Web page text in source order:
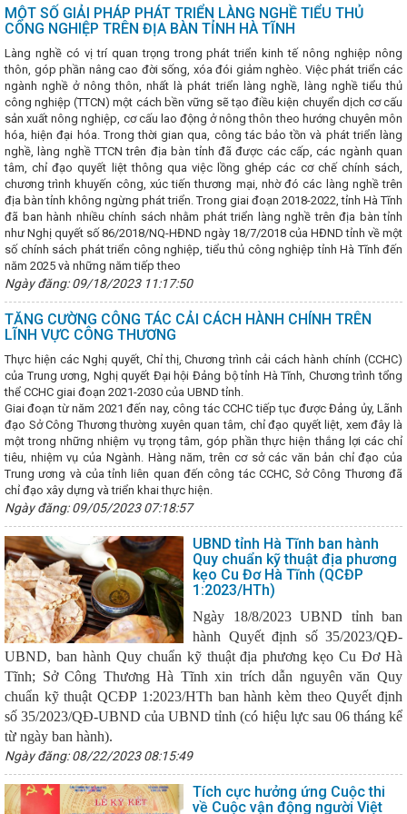
TỈNH HÀ TĨNH
Công điện về việc đảm bảo vận hành an toàn,
thời gian tới
Lý do dừng trình đề án sắp xếp huyện, xã theo
khai mạc Kỳ họp thứ 5, Quốc hội khóa XV
TỔ CÔNG TÁC BỘ
SỞ CÔNG THƯƠNG TỈNH HÀ TĨNH
Lễ ký kết Bản ghi nhớ hợp
giữa Ủy ban Cạnh tranh Quốc gia và Đại sứ quán Liên hiệp Vương
Diễn tập ứng phó sự cố hóa chất năm 2025 tại nhà máy nhiệt điện
Nhiệt điện Vũng Áng II
Nữ đoàn viên, người lao động ngành
hưởng ứng “Tuần lễ Áo dài” năm 2024
Phát triển công
gắn với sản xuất, lắp ráp ô tô trong nước, phát triển hệ thống
Nguyễn Hồng Diên giải trình, làm rõ các vấn đề Đại biểu Quốc
lượng tái tạo
CĐN Công Thương: Sớm hoàn thành kế hoạch
2024
Đoàn công tác LĐLĐ tỉnh làm việc với CĐN Công Thương
hội nhiệm kỳ 2023-2028
Đảng ủy Sở Công Thương tổ chức
3 năm 2024
Nhà máy Nhiệt điện Vũng Áng 2 tiếp nhận
pháp quản lý nhà nước về Thương mại trong điều kiện thực hiện
cấp trên địa bàn tỉnh Hà Tĩnh
Hội nghị tập huấn tuyên truyền
ưu tiên dùng hàng Việt Nam” tại huyện Nghi Xuân năm 2023
quốc gia, trọng điểm ngành năng lượng
Chấp hành Đảng bộ tỉnh đánh giá tình hình KT - XH năm 2025
trời đầu tiên trên kênh thủy lợi của Việt Nam tại Hà Tĩnh
Chấp hành Đảng bộ tỉnh Hà Tĩnh họp cho ý kiến các nội dung
án đường Xô Viết Nghệ Tĩnh kéo dài về phía Đông
Sở Công
công tác tháng 4 năm 2025
Kê hoạch thực hiện chương
môi trường Việt Nam giai đoạn 2025 - 2030 trên địa bàn tỉnh Hà
Việt Nam và Bộ Công Thương Lào trao Biên bản ghi nhớ về phát
Bộ đội Biên phòng tỉnh giành giải nhất Hội thi "Dân vận khéo" Hà
sản xuất công nghiệp tháng 7 và 7 tháng đầu năm 2026
Kỳ
kinh tế, thương mại Việt Nam – Trung Quốc
Hà Tĩnh tham gia
Thành phố Hồ Chí Minh và các tỉnh, thành phố trong cả nước
Thành phố Huế về triển khai hoạt động Khoa học công nghệ,
giả trên môi trường mạng internet như thế nào?
dùng
Thành phố Hà Tĩnh một thế kỷ vươn mình khởi sắc
Minh với các tỉnh Bắc Trung Bộ và phía Bắc
Tăng trưởng GRDP
thứ nhất Bắc Trung Bộ
Tập huấn kiến thức công nghiệp hỗ
biến văn bản pháp luật về cụm công nghiệp
HĐND tỉnh Hà
369 nghị quyết
Hà Tĩnh có 6 dự án khởi công, khởi động
Kế hoạch triển khai thực hiện Nghị quyết số 209/NQ-CP ngày
phủ; Kế hoạch số 322-KH/TU ngày 10/01/2025 của Tỉnh ủy về việc
TW ngày 19/3/2024 của Ban Bí thư Trung ương Đảng khóa XIII về tiếp
toàn khi mua bán hàng hóa trong thương mại điện tử và thanh toán
họp thứ 34, HĐND tỉnh: Đại biểu chất vấn về nguy cơ mất an toàn hồ
Trung ương người giàu bất thường, nói nhiều làm ít
Chủ tịch
phá, đưa Hà Tĩnh phát triển nhanh và bền vững giai đoạn 2026 -
cơ sở hạ tầng tại các Cụm công nghiệp trên địa bàn tỉnh Hà Tĩnh
đẩy mạnh thực hiện Đề án 06 ở Hà Tĩnh
duy trì tuyến hàng container qua cảng Vũng Áng
2025 TẠI CHI NHÁNH CÔNG NGHIỆP HÓA CHẤT MỎ HÀ TĨNH
thị về việc tiếp tục tăng cường công tác quản lý, kiểm soát hóa chất
các hóa chất nguy hiểm khác trong lĩnh vực công nghiệp
Hỗ
MỘT SỐ GIẢI PHÁP PHÁT TRIỂN LÀNG NGHỀ TIỂU THỦ
CÔNG NGHIỆP TRÊN ĐỊA BÀN TỈNH HÀ TĨNH
Làng nghề có vị trí quan trọng trong phát triển kinh tế nông nghiệp nông
thôn, góp phần nâng cao đời sống, xóa đói giảm nghèo. Việc phát triển các
ngành nghề ở nông thôn, nhất là phát triển làng nghề, làng nghề tiểu thủ
công nghiệp (TTCN) một cách bền vững sẽ tạo điều kiện chuyển dịch cơ cấu
sản xuất nông nghiệp, cơ cấu lao động ở nông thôn theo hướng chuyên môn
hóa, hiện đại hóa. Trong thời gian qua, công tác bảo tồn và phát triển làng
nghề, làng nghề TTCN trên địa bàn tỉnh đã được các cấp, các ngành quan
tâm, chỉ đạo quyết liệt thông qua việc lồng ghép các cơ chế chính sách,
chương trình khuyến công, xúc tiến thương mại, nhờ đó các làng nghề trên
địa bàn tỉnh không ngừng phát triển. Trong giai đoạn 2018-2022, tỉnh Hà Tĩnh
đã ban hành nhiều chính sách nhằm phát triển làng nghề trên địa bàn tỉnh
như Nghị quyết số 86/2018/NQ-HĐND ngày 18/7/2018 của HĐND tỉnh về một
số chính sách phát triển công nghiệp, tiểu thủ công nghiệp tỉnh Hà Tĩnh đến
năm 2025 và những năm tiếp theo
Ngày đăng: 09/18/2023 11:17:50
TĂNG CƯỜNG CÔNG TÁC CẢI CÁCH HÀNH CHÍNH TRÊN
LĨNH VỰC CÔNG THƯƠNG
Thực hiện các Nghị quyết, Chỉ thị, Chương trình cải cách hành chính (CCHC)
của Trung ương, Nghị quyết Đại hội Đảng bộ tỉnh Hà Tĩnh, Chương trình tổng
thể CCHC giai đoạn 2021-2030 của UBND tỉnh.
Giai đoạn từ năm 2021 đến nay, công tác CCHC tiếp tục được Đảng ủy, Lãnh
đạo Sở Công Thương thường xuyên quan tâm, chỉ đạo quyết liệt, xem đây là
một trong những nhiệm vụ trọng tâm, góp phần thực hiện thắng lợi các chỉ
tiêu, nhiệm vụ của Ngành. Hàng năm, trên cơ sở các văn bản chỉ đạo của
Trung ương và của tỉnh liên quan đến công tác CCHC, Sở Công Thương đã
chỉ đạo xây dựng và triển khai thực hiện.
Ngày đăng: 09/05/2023 07:18:57
UBND tỉnh Hà Tĩnh ban hành
Quy chuẩn kỹ thuật địa phương
kẹo Cu Đơ Hà Tĩnh (QCĐP
1:2023/HTh)
Ngày 18/8/2023 UBND tỉnh ban
hành Quyết định số 35/2023/QĐ-
UBND, ban hành Quy chuẩn kỹ thuật địa phương kẹo Cu Đơ Hà
Tĩnh; Sở Công Thương Hà Tĩnh xin trích dẫn nguyên văn Quy
chuẩn kỹ thuật QCĐP 1:2023/HTh ban hành kèm theo Quyết định
số 35/2023/QĐ-UBND của UBND tỉnh (có hiệu lực sau 06 tháng kể
từ ngày ban hành).
Ngày đăng: 08/22/2023 08:15:49
Tích cực hưởng ứng Cuộc thi
về Cuộc vận động người Việt